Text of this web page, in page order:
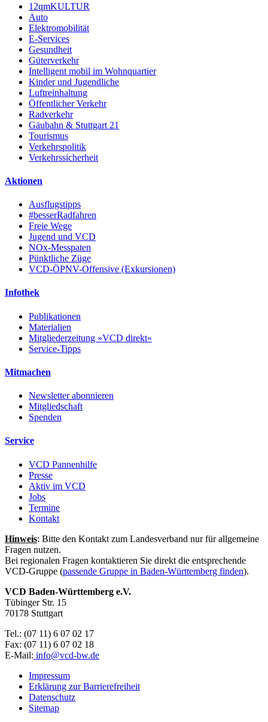
12qmKULTUR
Auto
Elektromobilität
E-Services
Gesundheit
Güterverkehr
Intelligent mobil im Wohnquartier
Kinder und Jugendliche
Luftreinhaltung
Öffentlicher Verkehr
Radverkehr
Gäubahn & Stuttgart 21
Tourismus
Verkehrspolitik
Verkehrssicherheit
Aktionen
Ausflugstipps
#besserRadfahren
Freie Wege
Jugend und VCD
NOx-Messpaten
Pünktliche Züge
VCD-ÖPNV-Offensive (Exkursionen)
Infothek
Publikationen
Materialien
Mitgliederzeitung »VCD direkt«
Service-Tipps
Mitmachen
Newsletter abonnieren
Mitgliedschaft
Spenden
Service
VCD Pannenhilfe
Presse
Aktiv im VCD
Jobs
Termine
Kontakt
Hinweis: Bitte den Kontakt zum Landesverband nur für allgemeine
Fragen nutzen.
Bei regionalen Fragen kontaktieren Sie direkt die entsprechende
VCD-Gruppe (passende Gruppe in Baden-Württemberg finden).
VCD Baden-Württemberg e.V.
Tübinger Str. 15
70178 Stuttgart
Tel.: (07 11) 6 07 02 17
Fax: (07 11) 6 07 02 18
E-Mail: info@vcd-bw.de
Impressum
Erklärung zur Barrierefreiheit
Datenschutz
Sitemap